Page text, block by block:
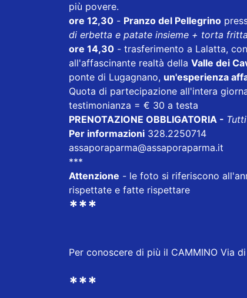
più povere.
ore 12,30 - Pranzo del Pellegrino
di erbetta e patate insieme + torta
ore 14,30 - trasferimento a Lalatta,
all'affascinante realtà della Valle dei
ponte di Lugagnano, un'esperienza
Quota di partecipazione all'intera
testimonianza = € 30 a testa
PRENOTAZIONE OBBLIGATORIA -
Per informazioni 328.2250714
assaporaparma@assaporaparma.it
***
Attenzione - le foto si riferiscono
rispettate e fatte rispettare
***
Per conoscere di più il CAMMINO Via
***